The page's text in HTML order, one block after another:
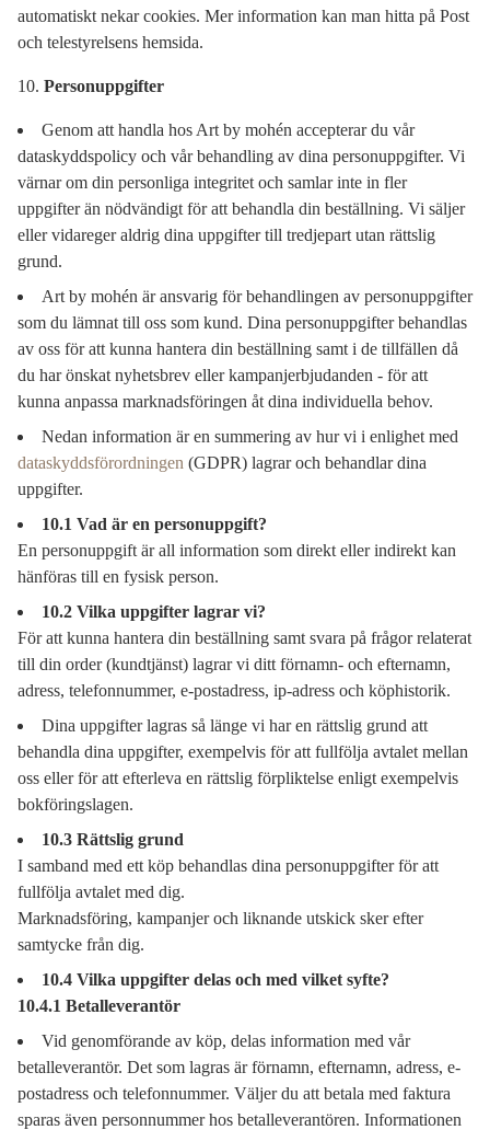
automatiskt nekar cookies. Mer information kan man hitta på Post
och telestyrelsens hemsida.
Personuppgifter
Genom att handla hos Art by mohén accepterar du vår
dataskyddspolicy och vår behandling av dina personuppgifter. Vi
värnar om din personliga integritet och samlar inte in fler
uppgifter än nödvändigt för att behandla din beställning. Vi säljer
eller vidareger aldrig dina uppgifter till tredjepart utan rättslig
grund.
Art by mohén är ansvarig för behandlingen av personuppgifter
som du lämnat till oss som kund. Dina personuppgifter behandlas
av oss för att kunna hantera din beställning samt i de tillfällen då
du har önskat nyhetsbrev eller kampanjerbjudanden - för att
kunna anpassa marknadsföringen åt dina individuella behov.
Nedan information är en summering av hur vi i enlighet med
dataskyddsförordningen (GDPR) lagrar och behandlar dina
uppgifter.
10.1 Vad är en personuppgift?
En personuppgift är all information som direkt eller indirekt kan
hänföras till en fysisk person.
10.2 Vilka uppgifter lagrar vi?
För att kunna hantera din beställning samt svara på frågor relaterat
till din order (kundtjänst) lagrar vi ditt förnamn- och efternamn,
adress, telefonnummer, e-postadress, ip-adress och köphistorik.
Dina uppgifter lagras så länge vi har en rättslig grund att
behandla dina uppgifter, exempelvis för att fullfölja avtalet mellan
oss eller för att efterleva en rättslig förpliktelse enligt exempelvis
bokföringslagen.
10.3 Rättslig grund
I samband med ett köp behandlas dina personuppgifter för att
fullfölja avtalet med dig.
Marknadsföring, kampanjer och liknande utskick sker efter
samtycke från dig.
10.4 Vilka uppgifter delas och med vilket syfte?
10.4.1 Betalleverantör
Vid genomförande av köp, delas information med vår
betalleverantör. Det som lagras är förnamn, efternamn, adress, e-
postadress och telefonnummer. Väljer du att betala med faktura
sparas även personnummer hos betalleverantören. Informationen